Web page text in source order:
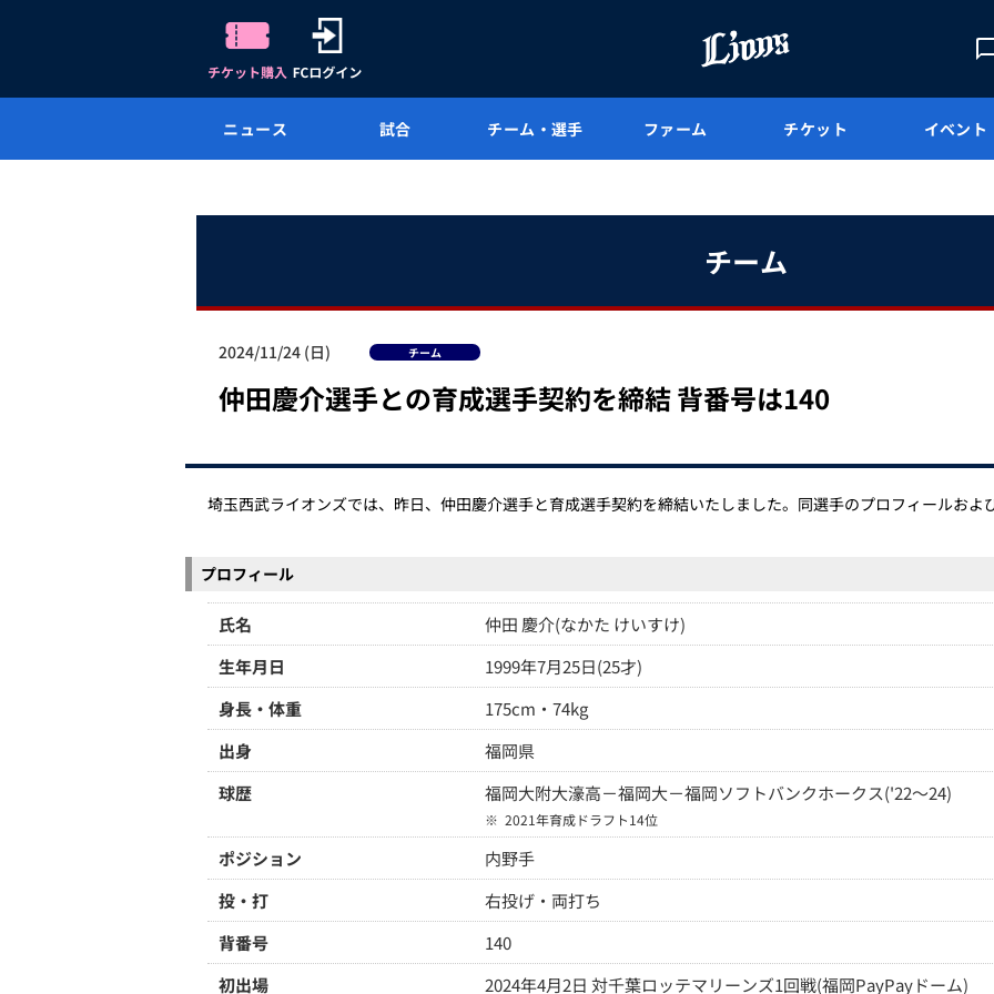
ニュース 試合 チーム・選手 ファーム チケット イベント
チーム
2024/11/24 (日) チーム
仲田慶介選手との育成選手契約を締結 背番号は140
埼玉西武ライオンズでは、昨日、仲田慶介選手と育成選手契約を締結いたしました。同選手のプロフィールおよ
プロフィール
氏名
仲田 慶介(なかた けいすけ)
生年月日
1999年7月25日(25才)
身長・体重
175cm・74kg
出身
福岡県
球歴
福岡大附大濠高－福岡大－福岡ソフトバンクホークス('22～24)
※ 2021年育成ドラフト14位
ポジション
内野手
投・打
右投げ・両打ち
背番号
140
初出場
2024年4月2日 対千葉ロッテマリーンズ1回戦(福岡PayPayドーム)